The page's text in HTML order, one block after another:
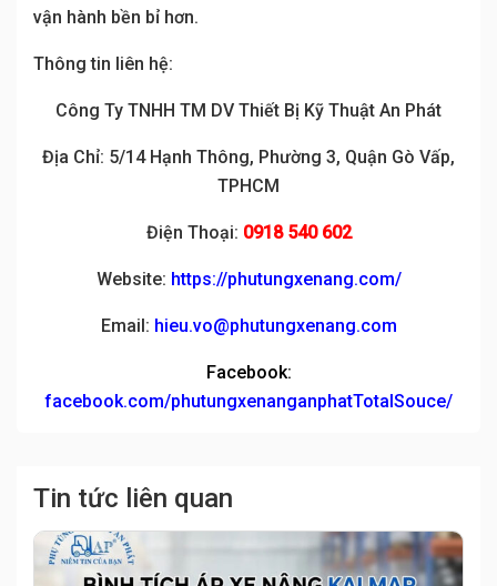
vận hành bền bỉ hơn.
Thông tin liên hệ:
Công Ty TNHH TM DV Thiết Bị Kỹ Thuật An Phát
Địa Chỉ: 5/14 Hạnh Thông, Phường 3, Quận Gò Vấp,
TPHCM
Điện Thoại: 0918 540 602
Website: https://phutungxenang.com/
Email: hieu.vo@phutungxenang.com
Facebook:
facebook.com/phutungxenanganphatTotalSouce/
Tin tức liên quan